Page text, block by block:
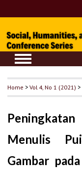
Home >Vol 4, No 1 (2021) >
Menulis
Gambar